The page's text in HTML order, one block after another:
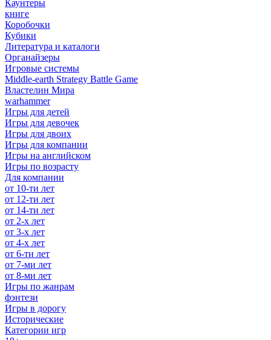
Каунтеры
книге
Коробочки
Кубики
Литература и каталоги
Органайзеры
Игровые системы
Middle-earth Strategy Battle Game
Властелин Мира
warhammer
Игры для детей
Игры для девочек
Игры для двоих
Игры для компании
Игры на английском
Игры по возрасту
Для компании
от 10-ти лет
от 12-ти лет
от 14-ти лет
от 2-х лет
от 3-х лет
от 4-х лет
от 6-ти лет
от 7-ми лет
от 8-ми лет
Игры по жанрам
фэнтези
Игры в дорогу
Исторические
Категории игр